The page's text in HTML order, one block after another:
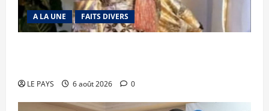
A LA UNE FAITS DIVERS
LE PAYS 6 août 2026 0